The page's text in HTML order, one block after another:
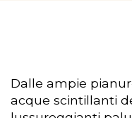
Dalle ampie
acque scintillanti